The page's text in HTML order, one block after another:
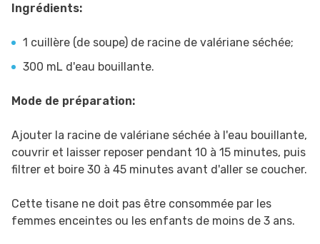
Ingrédients:
1 cuillère (de soupe) de racine de valériane séchée;
300 mL d'eau bouillante.
Mode de préparation:
Ajouter la racine de valériane séchée à l'eau bouillante,
couvrir et laisser reposer pendant 10 à 15 minutes, puis
filtrer et boire 30 à 45 minutes avant d'aller se coucher.
Cette tisane ne doit pas être consommée par les
femmes enceintes ou les enfants de moins de 3 ans.